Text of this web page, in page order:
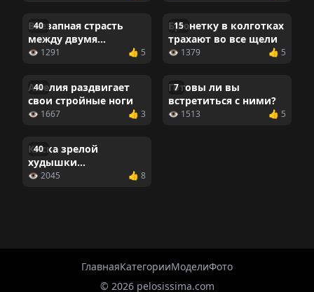
40
Внезапная страсть
между двумя
соседками по комнате
👁 1291 👍 5
15
Брюнетку в колготках
трахают во все щели
👁 1379 👍 5
40
Амелия раздвигает
свои стройные ноги
👁 1667 👍 3
7
Готовы ли вы
встретиться с ними?
👁 1513 👍 5
40
Киска зрелой
худышки
завораживает
👁 2045 👍 8
ГлавнаяКатегорииМоделиФото
© 2026 pelosissima.com